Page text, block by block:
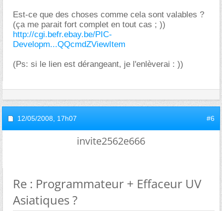
Est-ce que des choses comme cela sont valables ?
(ça me parait fort complet en tout cas ; ))
http://cgi.befr.ebay.be/PIC-
Developm...QQcmdZViewItem
(Ps: si le lien est dérangeant, je l'enlèverai : ))
12/05/2008, 17h07 #6
invite2562e666
Re : Programmateur + Effaceur UV
Asiatiques ?